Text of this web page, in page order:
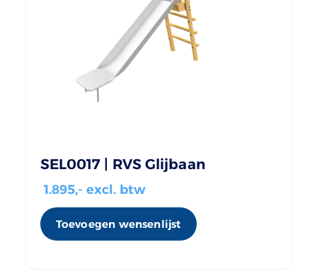
SEL0017 | RVS Glijbaan
1.895,- excl. btw
Toevoegen wensenlijst